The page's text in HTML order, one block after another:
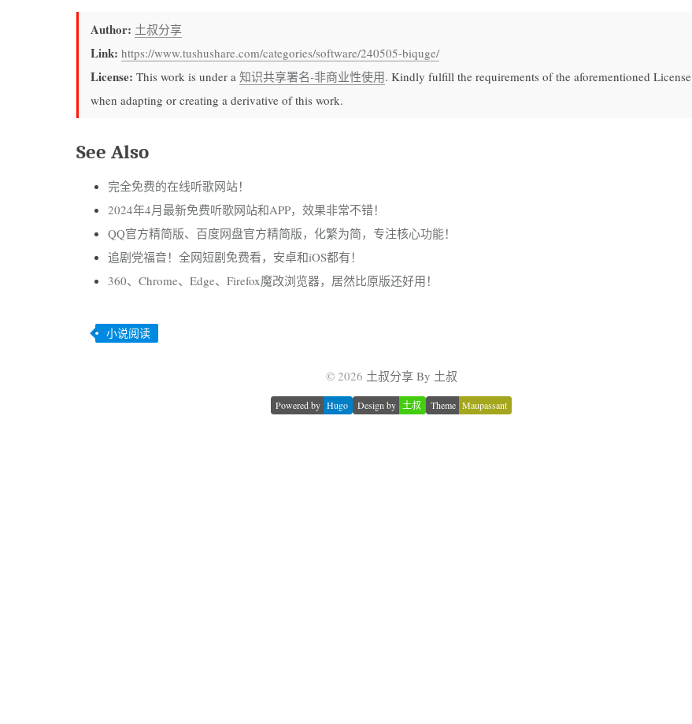
Author: 土叔分享
Link: https://www.tushushare.com/categories/software/240505-biquge/
License: This work is under a 知识共享署名-非商业性使用. Kindly fulfill the requirements of the aforementioned License
when adapting or creating a derivative of this work.
See Also
完全免费的在线听歌网站！
2024年4月最新免费听歌网站和APP，效果非常不错！
QQ官方精简版、百度网盘官方精简版，化繁为简，专注核心功能！
追剧党福音！全网短剧免费看，安卓和iOS都有！
360、Chrome、Edge、Firefox魔改浏览器，居然比原版还好用！
小说阅读
© 2026 土叔分享 By 土叔
Powered by Hugo Design by 土叔 Theme Maupassant